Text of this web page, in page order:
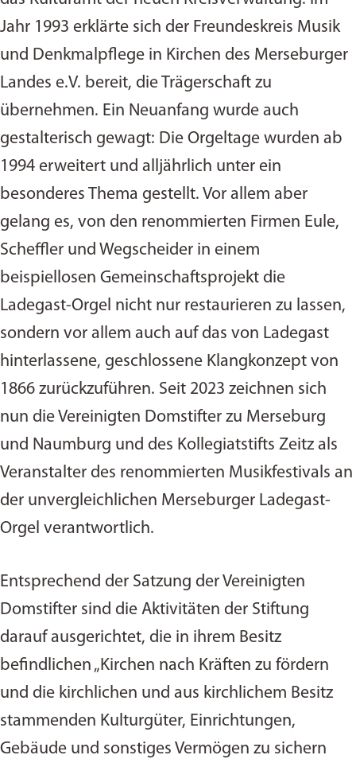
Jahr 1993 erklärte sich der Freundeskreis Musik
und Denkmalpflege in Kirchen des Merseburger
Landes e.V. bereit, die Trägerschaft zu
übernehmen. Ein Neuanfang wurde auch
gestalterisch gewagt: Die Orgeltage wurden ab
1994 erweitert und alljährlich unter ein
besonderes Thema gestellt. Vor allem aber
gelang es, von den renommierten Firmen Eule,
Scheffler und Wegscheider in einem
beispiellosen Gemeinschaftsprojekt die
Ladegast-Orgel nicht nur restaurieren zu lassen,
sondern vor allem auch auf das von Ladegast
hinterlassene, geschlossene Klangkonzept von
1866 zurückzuführen. Seit 2023 zeichnen sich
nun die Vereinigten Domstifter zu Merseburg
und Naumburg und des Kollegiatstifts Zeitz als
Veranstalter des renommierten Musikfestivals an
der unvergleichlichen Merseburger Ladegast-
Orgel verantwortlich.
Entsprechend der Satzung der Vereinigten
Domstifter sind die Aktivitäten der Stiftung
darauf ausgerichtet, die in ihrem Besitz
befindlichen „Kirchen nach Kräften zu fördern
und die kirchlichen und aus kirchlichem Besitz
stammenden Kulturgüter, Einrichtungen,
Gebäude und sonstiges Vermögen zu sichern